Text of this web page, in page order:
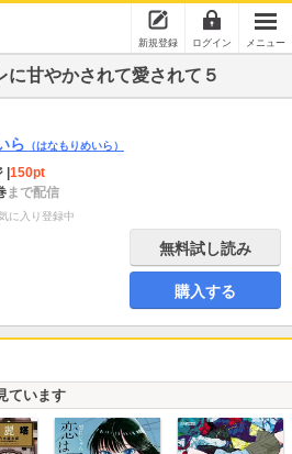
新規登録 ログイン メニュー
に甘やかされて愛されて５
ら （はなもりめいら）
150pt
まで配信
に入り登録中
無料試し読み
購入する
ています